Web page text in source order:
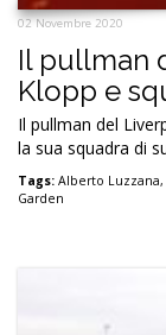
02 Novembre 2020
Il pullman
Klopp e
Il pullman del
la sua squadra di
Tags: Alberto Luzzana,
Garden